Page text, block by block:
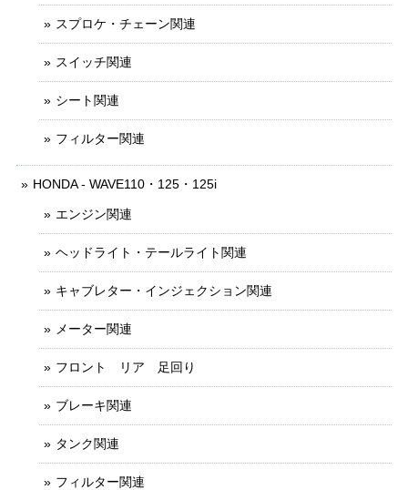
スプロケ・チェーン関連
スイッチ関連
シート関連
フィルター関連
HONDA - WAVE110・125・125i
エンジン関連
ヘッドライト・テールライト関連
キャブレター・インジェクション関連
メーター関連
フロント リア 足回り
ブレーキ関連
タンク関連
フィルター関連